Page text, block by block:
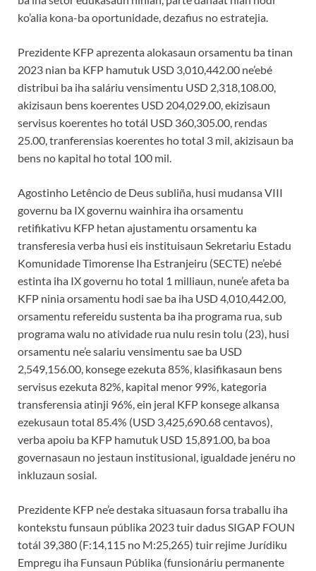
ko’alia kona-ba oportunidade, dezafius no estratejia.
Prezidente KFP aprezenta alokasaun orsamentu ba tinan
2023 nian ba KFP hamutuk USD 3,010,442.00 ne’ebé
distribui ba iha saláriu vensimentu USD 2,318,108.00,
akizisaun bens koerentes USD 204,029.00, ekizisaun
servisus koerentes ho totál USD 360,305.00, rendas
25.00, tranferensias koerentes ho total 3 mil, akizisaun ba
bens no kapital ho total 100 mil.
Agostinho Letêncio de Deus subliña, husi mudansa VIII
governu ba IX governu wainhira iha orsamentu
retifikativu KFP hetan ajustamentu orsamentu ka
transferesia verba husi eis instituisaun Sekretariu Estadu
Komunidade Timorense Iha Estranjeiru (SECTE) ne’ebé
estinta iha IX governu ho total 1 milliaun, nune’e afeta ba
KFP ninia orsamentu hodi sae ba iha USD 4,010,442.00,
orsamentu refereidu sustenta ba iha programa rua, sub
programa walu no atividade rua nulu resin tolu (23), husi
orsamentu ne’e salariu vensimentu sae ba USD
2,549,156.00, konsege ezekuta 85%, klasifikasaun bens
servisus ezekuta 82%, kapital menor 99%, kategoria
transferensia atinji 96%, ein jeral KFP konsege alkansa
ezekusaun total 85.4% (USD 3,425,690.68 centavos),
verba apoiu ba KFP hamutuk USD 15,891.00, ba boa
governasaun no jestaun institusional, igualdade jenéru no
inkluzaun sosial.
Prezidente KFP ne’e destaka situasaun forsa traballu iha
kontekstu funsaun públika 2023 tuir dadus SIGAP FOUN
totál 39,380 (F:14,115 no M:25,265) tuir rejime Jurídiku
Empregu iha Funsaun Públika (funsionáriu permanente